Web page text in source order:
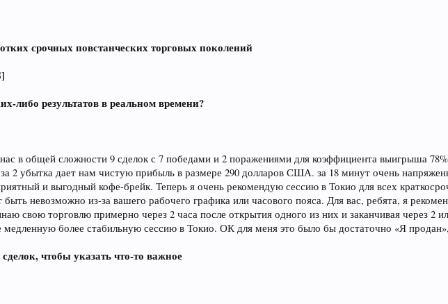
срочных повстанческих торговых поколений
либо результатов в реальном времени?
в общей сложности 9 сделок с 7 победами и 2 поражениями для коэффициента выигрыша
2 убытка дает нам чистую прибыль в размере 290 долларов США. за 18 минут очень
и выгодный кофе-брейк. Теперь я очень рекомендую сессию в Токио для всех
быть невозможно из-за вашего рабочего графика или часового пояса. Для вас, ребята, я
свою торговлю примерно через 2 часа после открытия одного из них и заканчивая через 2
медленную более стабильную сессию в Токио. ОК для меня это было бы достаточно «Я
чтобы указать что-то важное